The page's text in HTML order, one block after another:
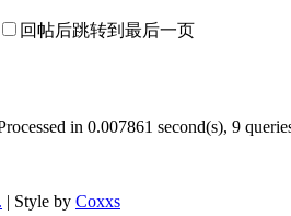
回帖后跳转到最后一页
in 0.007861 second(s), 9
| Style by Coxxs